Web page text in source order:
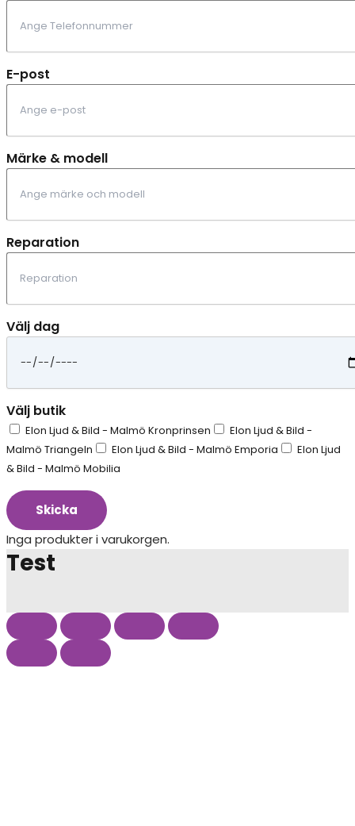
E-post
Märke & modell
Reparation
Välj dag
Välj butik
Elon Ljud & Bild - Malmö Kronprinsen
Elon Ljud & Bild -
Malmö Triangeln
Elon Ljud & Bild - Malmö Emporia
Elon Ljud
& Bild - Malmö Mobilia
Skicka
Inga produkter i varukorgen.
Test